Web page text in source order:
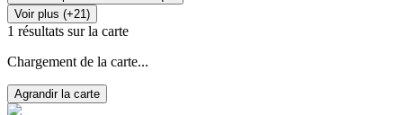
Voir plus (+21)
1 résultats sur la carte
Chargement de la carte...
Agrandir la carte